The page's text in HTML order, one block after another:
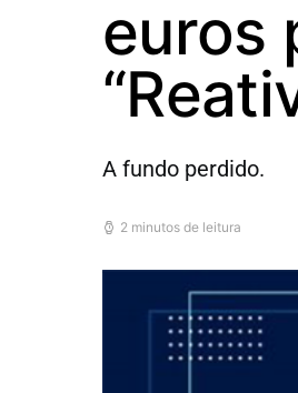
euros
A fundo perdido.
2 minutos de leitura